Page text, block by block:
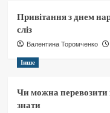
Привітання з днем
сліз
Валентина Торомченко
Інше
Чи можна перевозити
знати